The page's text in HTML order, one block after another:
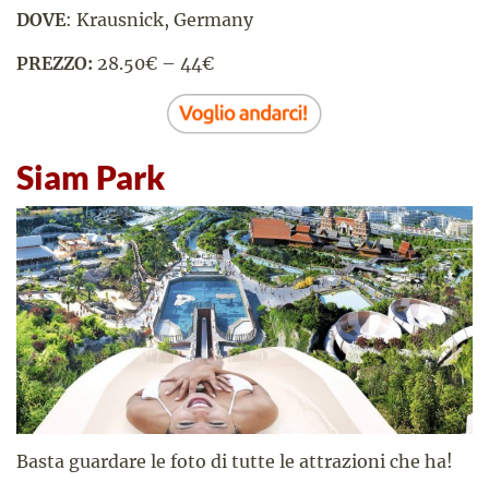
DOVE: Krausnick, Germany
PREZZO: 28.50€ – 44€
Siam Park
Basta guardare le foto di tutte le attrazioni che ha!